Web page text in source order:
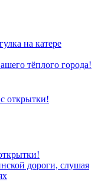
на катере
тёплого города!
дороги, слушая